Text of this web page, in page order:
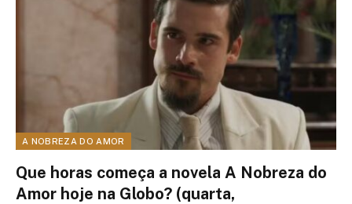
A NOBREZA DO AMOR
Que horas começa a novela A Nobreza do
Amor hoje na Globo? (quarta,